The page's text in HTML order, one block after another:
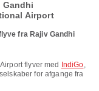
Airport
fra Rajiv Gandhi
flyver med IndiGo,
for afgange fra